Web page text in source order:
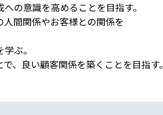
の意識を高めることを目指す。
間関係やお客様との関係を
ぶ。
、良い顧客関係を築くことを目指す。